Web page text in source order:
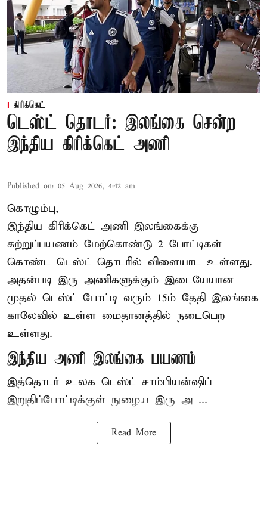
கிரிக்கெட்
டெஸ்ட் தொடர்: இலங்கை சென்ற
இந்திய கிரிக்கெட் அணி
Published on: 05 Aug 2026, 4:42 am
கொழும்பு,
இந்திய கிரிக்கெட் அணி இலங்கைக்கு
சுற்றுப்பயணம் மேற்கொண்டு 2 போட்டிகள்
கொண்ட டெஸ்ட் தொடரில் விளையாட உள்ளது.
அதன்படி இரு அணிகளுக்கும் இடையேயான
முதல் டெஸ்ட் போட்டி வரும் 15ம் தேதி இலங்கை
காலேவில் உள்ள மைதானத்தில் நடைபெற
உள்ளது.
இந்திய அணி இலங்கை பயணம்
இத்தொடர் உலக டெஸ்ட் சாம்பியன்ஷிப்
இறுதிப்போட்டிக்குள் நுழைய இரு அ ...
Read More